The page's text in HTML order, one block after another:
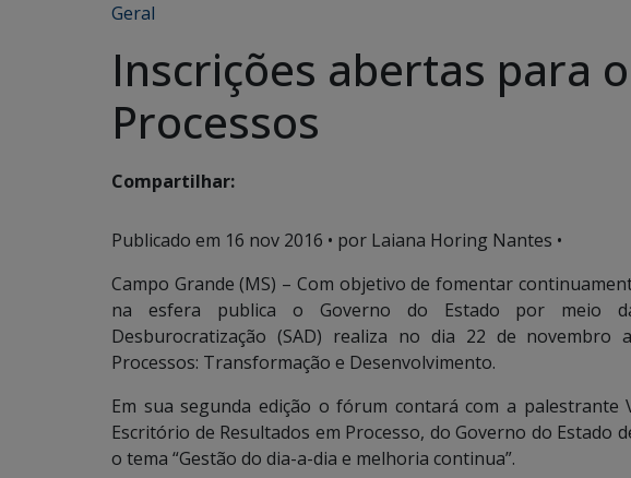
Geral
Inscrições abertas para
Processos
Compartilhar:
Publicado em 16 nov 2016 • por Laiana Horing Nantes •
Campo Grande (MS) – Com objetivo de fomentar
na esfera publica o Governo do Estado por meio
Desburocratização (SAD) realiza no dia 22 de novembro
Processos: Transformação e Desenvolvimento.
Em sua segunda edição o fórum contará com a palestrante
Escritório de Resultados em Processo, do Governo do Estado
o tema “Gestão do dia-a-dia e melhoria continua”.